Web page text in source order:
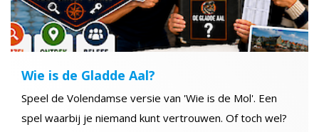
Wie is de Gladde Aal?
Speel de Volendamse versie van 'Wie is de Mol'. Een
spel waarbij je niemand kunt vertrouwen. Of toch wel?